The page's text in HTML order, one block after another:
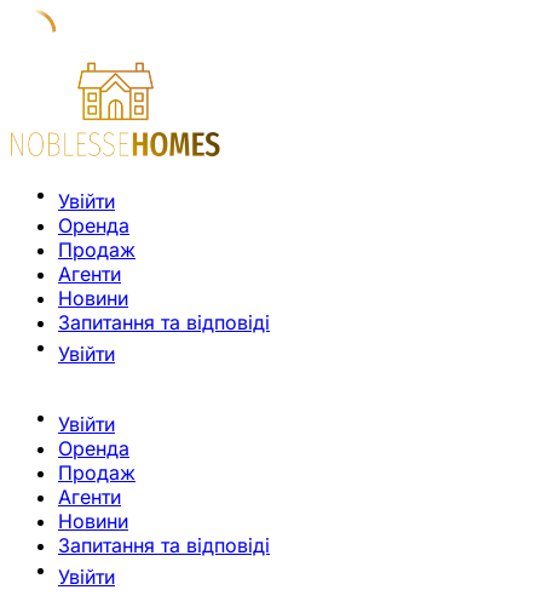
Увійти
Оренда
Продаж
Агенти
Новини
Запитання та відповіді
Увійти
Увійти
Оренда
Продаж
Агенти
Новини
Запитання та відповіді
Увійти